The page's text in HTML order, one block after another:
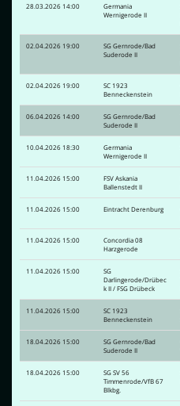
28.03.2026 14:00
Germania
Wernigerode II
02.04.2026 19:00
SG Gernrode/Bad
Suderode II
02.04.2026 19:00
SC 1923
Benneckenstein
06.04.2026 14:00
SG Gernrode/Bad
Suderode II
10.04.2026 18:30
Germania
Wernigerode II
11.04.2026 15:00
FSV Askania
Ballenstedt II
11.04.2026 15:00 Eintracht Derenburg
11.04.2026 15:00
Concordia 08
Harzgerode
11.04.2026 15:00
SG
Darlingerode/Drübec
k II / FSG Drübeck
11.04.2026 15:00
SC 1923
Benneckenstein
18.04.2026 15:00
SG Gernrode/Bad
Suderode II
18.04.2026 15:00
SG SV 56
Timmenrode/VfB 67
Blkbg.